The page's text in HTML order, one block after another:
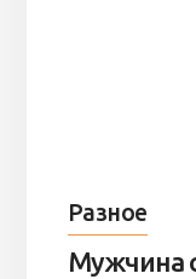
Разное
Мужчина